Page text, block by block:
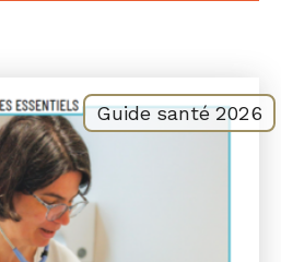
Guide santé 2026